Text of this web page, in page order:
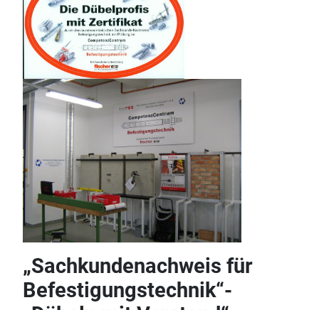
„Sachkundenachweis für
Befestigungstechnik“-